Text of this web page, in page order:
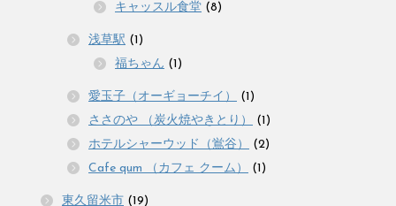
キャッスル食堂 (8)
浅草駅 (1)
福ちゃん (1)
愛玉子（オーギョーチイ）
(1)
ささのや （炭火焼やきとり）
(1)
ホテルシャーウッド（鴬谷）
(2)
Cafe qum （カフェ クーム）
(1)
東久留米市 (19)